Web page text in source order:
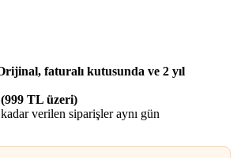
faturalı kutusunda ve 2 yıl
(999 TL üzeri)
verilen siparişler aynı gün